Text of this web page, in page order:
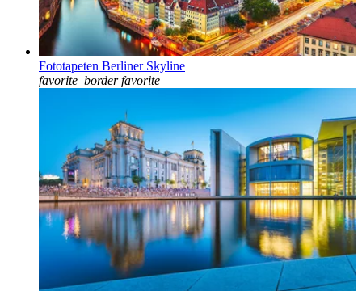
Fototapeten Berliner Skyline
favorite_border favorite